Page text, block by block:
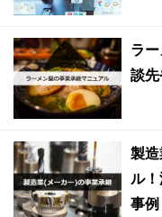
ラ
談先
製
ル
事例